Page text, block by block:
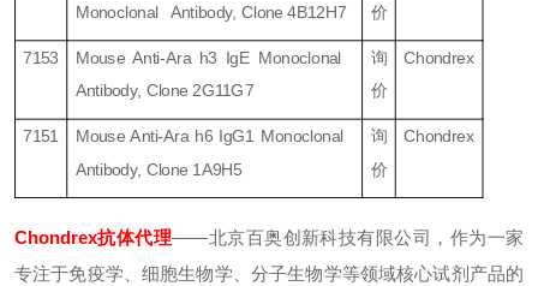
Monoclonal Antibody, Clone 4B12H7 价
7153
Mouse Anti-Ara h3 IgE Monoclonal
Antibody, Clone 2G11G7
询
价
Chondrex
7151
Mouse Anti-Ara h6 IgG1 Monoclonal
Antibody, Clone 1A9H5
询
价
Chondrex
Chondrex抗体代理——北京百奥创新科技有限公司，作为一家
专注于免疫学、细胞生物学、分子生物学等领域核心试剂产品的